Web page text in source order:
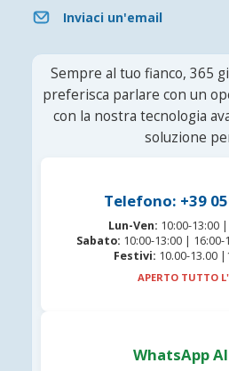
Inviaci un'email
Sempre al tuo fianco, 365
preferisca parlare con un
con la nostra tecnologia
soluzione
Telefono: +39
Lun-Ven: 10:00-13:00
Sabato: 10:00-13:00 | 16:00-
Festivi: 10.00-13.00
APERTO TUTTO
WhatsApp